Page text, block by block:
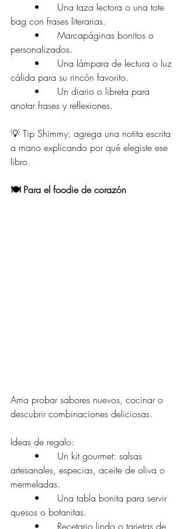
bag con frases literarias.
personalizados.
cálida para su rincón favorito.
anotar frases y reflexiones.
💡 Tip Shimmy: agrega una notita escrita
a mano explicando por qué elegiste ese
libro.
🍽️ Para el foodie de corazón
Ama probar sabores nuevos, cocinar o
descubrir combinaciones deliciosas.
Ideas de regalo:
artesanales, especias, aceite de oliva o
mermeladas.
quesos o botanitas.